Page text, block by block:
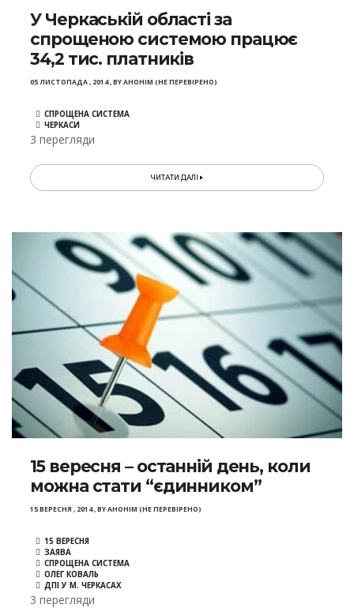
У Черкаській області за
спрощеною системою працює
34,2 тис. платників
05 ЛИСТОПАДА , 2014,BYАНОНІМ (НЕ ПЕРЕВІРЕНО)
СПРОЩЕНА СИСТЕМА
ЧЕРКАСИ
3 перегляди
ЧИТАТИ ДАЛІ
15 вересня – останній день, коли
можна стати “єдинником”
15 ВЕРЕСНЯ , 2014,BYАНОНІМ (НЕ ПЕРЕВІРЕНО)
15 ВЕРЕСНЯ
ЗАЯВА
СПРОЩЕНА СИСТЕМА
ОЛЕГ КОВАЛЬ
ДПІ У М. ЧЕРКАСАХ
3 перегляди